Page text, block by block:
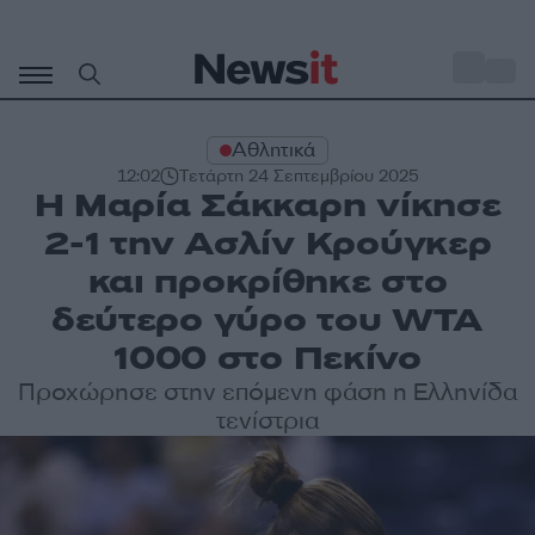
περιεχόμενο
Αθλητικά
12:02 Τετάρτη 24 Σεπτεμβρίου 2025
Η Μαρία Σάκκαρη νίκησε
2-1 την Ασλίν Κρούγκερ
και προκρίθηκε στο
δεύτερο γύρο του WTA
1000 στο Πεκίνο
Προχώρησε στην επόμενη φάση η Ελληνίδα
τενίστρια